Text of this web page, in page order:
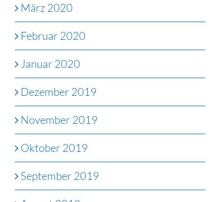
März 2020
Februar 2020
Januar 2020
Dezember 2019
November 2019
Oktober 2019
September 2019